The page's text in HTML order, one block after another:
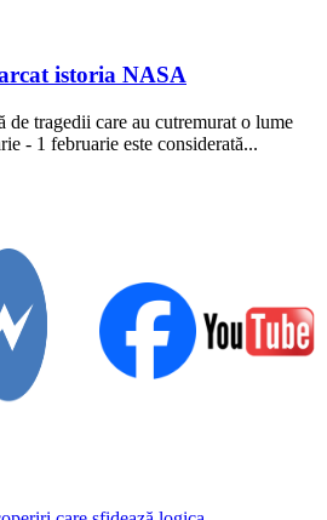
istoria NASA
de tragedii care au cutremurat o lume
- 1 februarie este considerată...